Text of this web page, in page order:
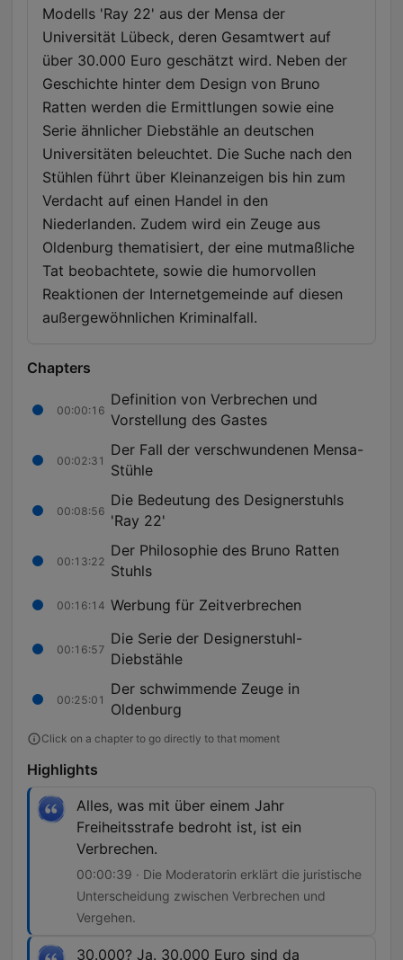
ZEIT ONLINE. Jetzt 4 Wochen kostenlos testen unter
www.zeit.de/verbrechenpodcast
Modells 'Ray 22' aus der Mensa der
Universität Lübeck, deren Gesamtwert auf
über 30.000 Euro geschätzt wird. Neben der
Geschichte hinter dem Design von Bruno
Ratten werden die Ermittlungen sowie eine
Serie ähnlicher Diebstähle an deutschen
Universitäten beleuchtet. Die Suche nach den
Stühlen führt über Kleinanzeigen bis hin zum
Verdacht auf einen Handel in den
Niederlanden. Zudem wird ein Zeuge aus
Oldenburg thematisiert, der eine mutmaßliche
Tat beobachtete, sowie die humorvollen
Reaktionen der Internetgemeinde auf diesen
außergewöhnlichen Kriminalfall.
Chapters
00:00:16
Definition von Verbrechen und
Vorstellung des Gastes
00:02:31
Der Fall der verschwundenen Mensa-
Stühle
00:08:56
Die Bedeutung des Designerstuhls
'Ray 22'
00:13:22
Der Philosophie des Bruno Ratten
Stuhls
00:16:14 Werbung für Zeitverbrechen
00:16:57
Die Serie der Designerstuhl-
Diebstähle
00:25:01
Der schwimmende Zeuge in
Oldenburg
Click on a chapter to go directly to that moment
Highlights
Alles, was mit über einem Jahr
Freiheitsstrafe bedroht ist, ist ein
Verbrechen.
00:00:39 · Die Moderatorin erklärt die juristische
Unterscheidung zwischen Verbrechen und
Vergehen.
30.000? Ja. 30.000 Euro sind da